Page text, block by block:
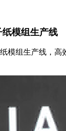
模组生产线
模组生产线，